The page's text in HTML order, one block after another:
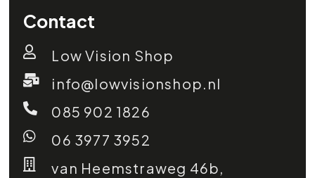
Contact
Low Vision Shop
info@lowvisionshop.nl
085 902 1826
06 3977 3952
van Heemstraweg 46b,